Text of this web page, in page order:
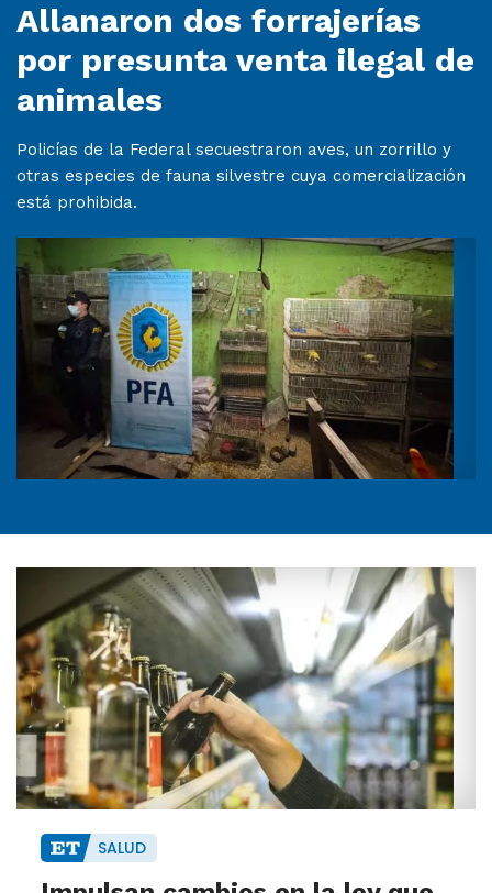
Allanaron dos forrajerías
por presunta venta ilegal de
animales
Policías de la Federal secuestraron aves, un zorrillo y
otras especies de fauna silvestre cuya comercialización
está prohibida.
SALUD